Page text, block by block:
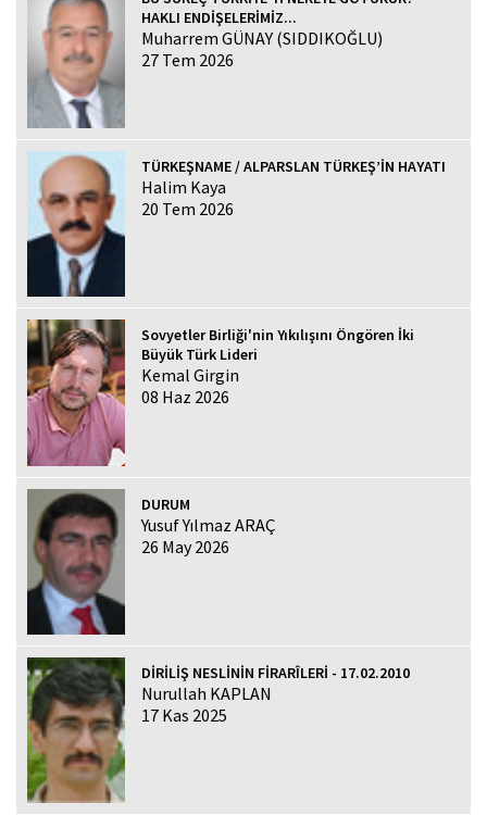
HAKLI ENDİŞELERİMİZ...
Muharrem GÜNAY (SIDDIKOĞLU)
27 Tem 2026
TÜRKEŞNAME / ALPARSLAN TÜRKEŞ’İN HAYATI
Halim Kaya
20 Tem 2026
Sovyetler Birliği'nin Yıkılışını Öngören İki
Büyük Türk Lideri
Kemal Girgin
08 Haz 2026
DURUM
Yusuf Yılmaz ARAÇ
26 May 2026
DİRİLİŞ NESLİNİN FİRARÎLERİ - 17.02.2010
Nurullah KAPLAN
17 Kas 2025